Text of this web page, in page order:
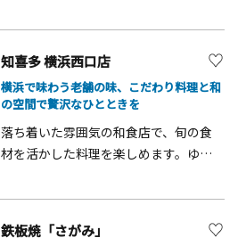
す。クロスバイクをはじめ、ロードバ
知喜多 横浜西口店
横浜で味わう老舗の味、こだわり料理と和
の空間で贅沢なひとときを
落ち着いた雰囲気の和食店で、旬の食
材を活かした料理を楽しめます。ゆっ
鉄板焼「さがみ」